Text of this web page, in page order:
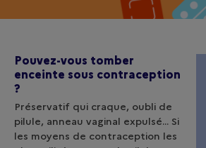
Pouvez-vous tomber
enceinte sous contraception
?
Préservatif qui craque, oubli de
pilule, anneau vaginal expulsé... Si
les moyens de contraception les